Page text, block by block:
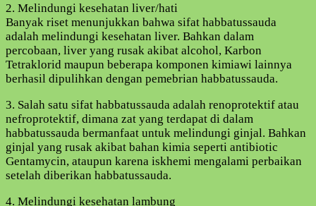
2. Melindungi kesehatan liver/hati
Banyak riset menunjukkan bahwa sifat habbatussauda
adalah melindungi kesehatan liver. Bahkan dalam
percobaan, liver yang rusak akibat alcohol, Karbon
Tetraklorid maupun beberapa komponen kimiawi lainnya
berhasil dipulihkan dengan pemebrian habbatussauda.
3. Salah satu sifat habbatussauda adalah renoprotektif atau
nefroprotektif, dimana zat yang terdapat di dalam
habbatussauda bermanfaat untuk melindungi ginjal. Bahkan
ginjal yang rusak akibat bahan kimia seperti antibiotic
Gentamycin, ataupun karena iskhemi mengalami perbaikan
setelah diberikan habbatussauda.
4. Melindungi kesehatan lambung